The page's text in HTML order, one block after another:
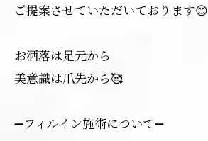
ご提案させていただいております😊
お洒落は足元から
美意識は爪先から🥰
➖フィルイン施術について➖